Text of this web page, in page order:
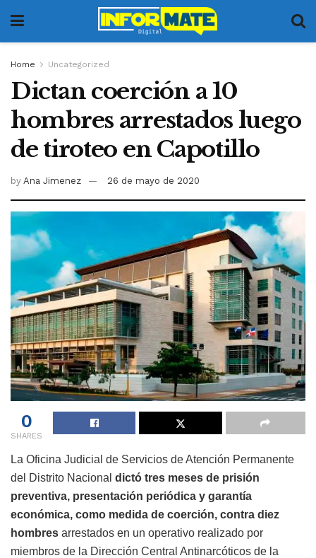
Home Uncategorized
Dictan coerción a 10
hombres arrestados luego
de tiroteo en Capotillo
by Ana Jimenez 26 de mayo de 2020
0
SHARES
La Oficina Judicial de Servicios de Atención Permanente
del Distrito Nacional dictó tres meses de prisión
preventiva, presentación periódica y garantía
económica, como medida de coerción, contra diez
hombres arrestados en un operativo realizado por
miembros de la Dirección Central Antinarcóticos de la